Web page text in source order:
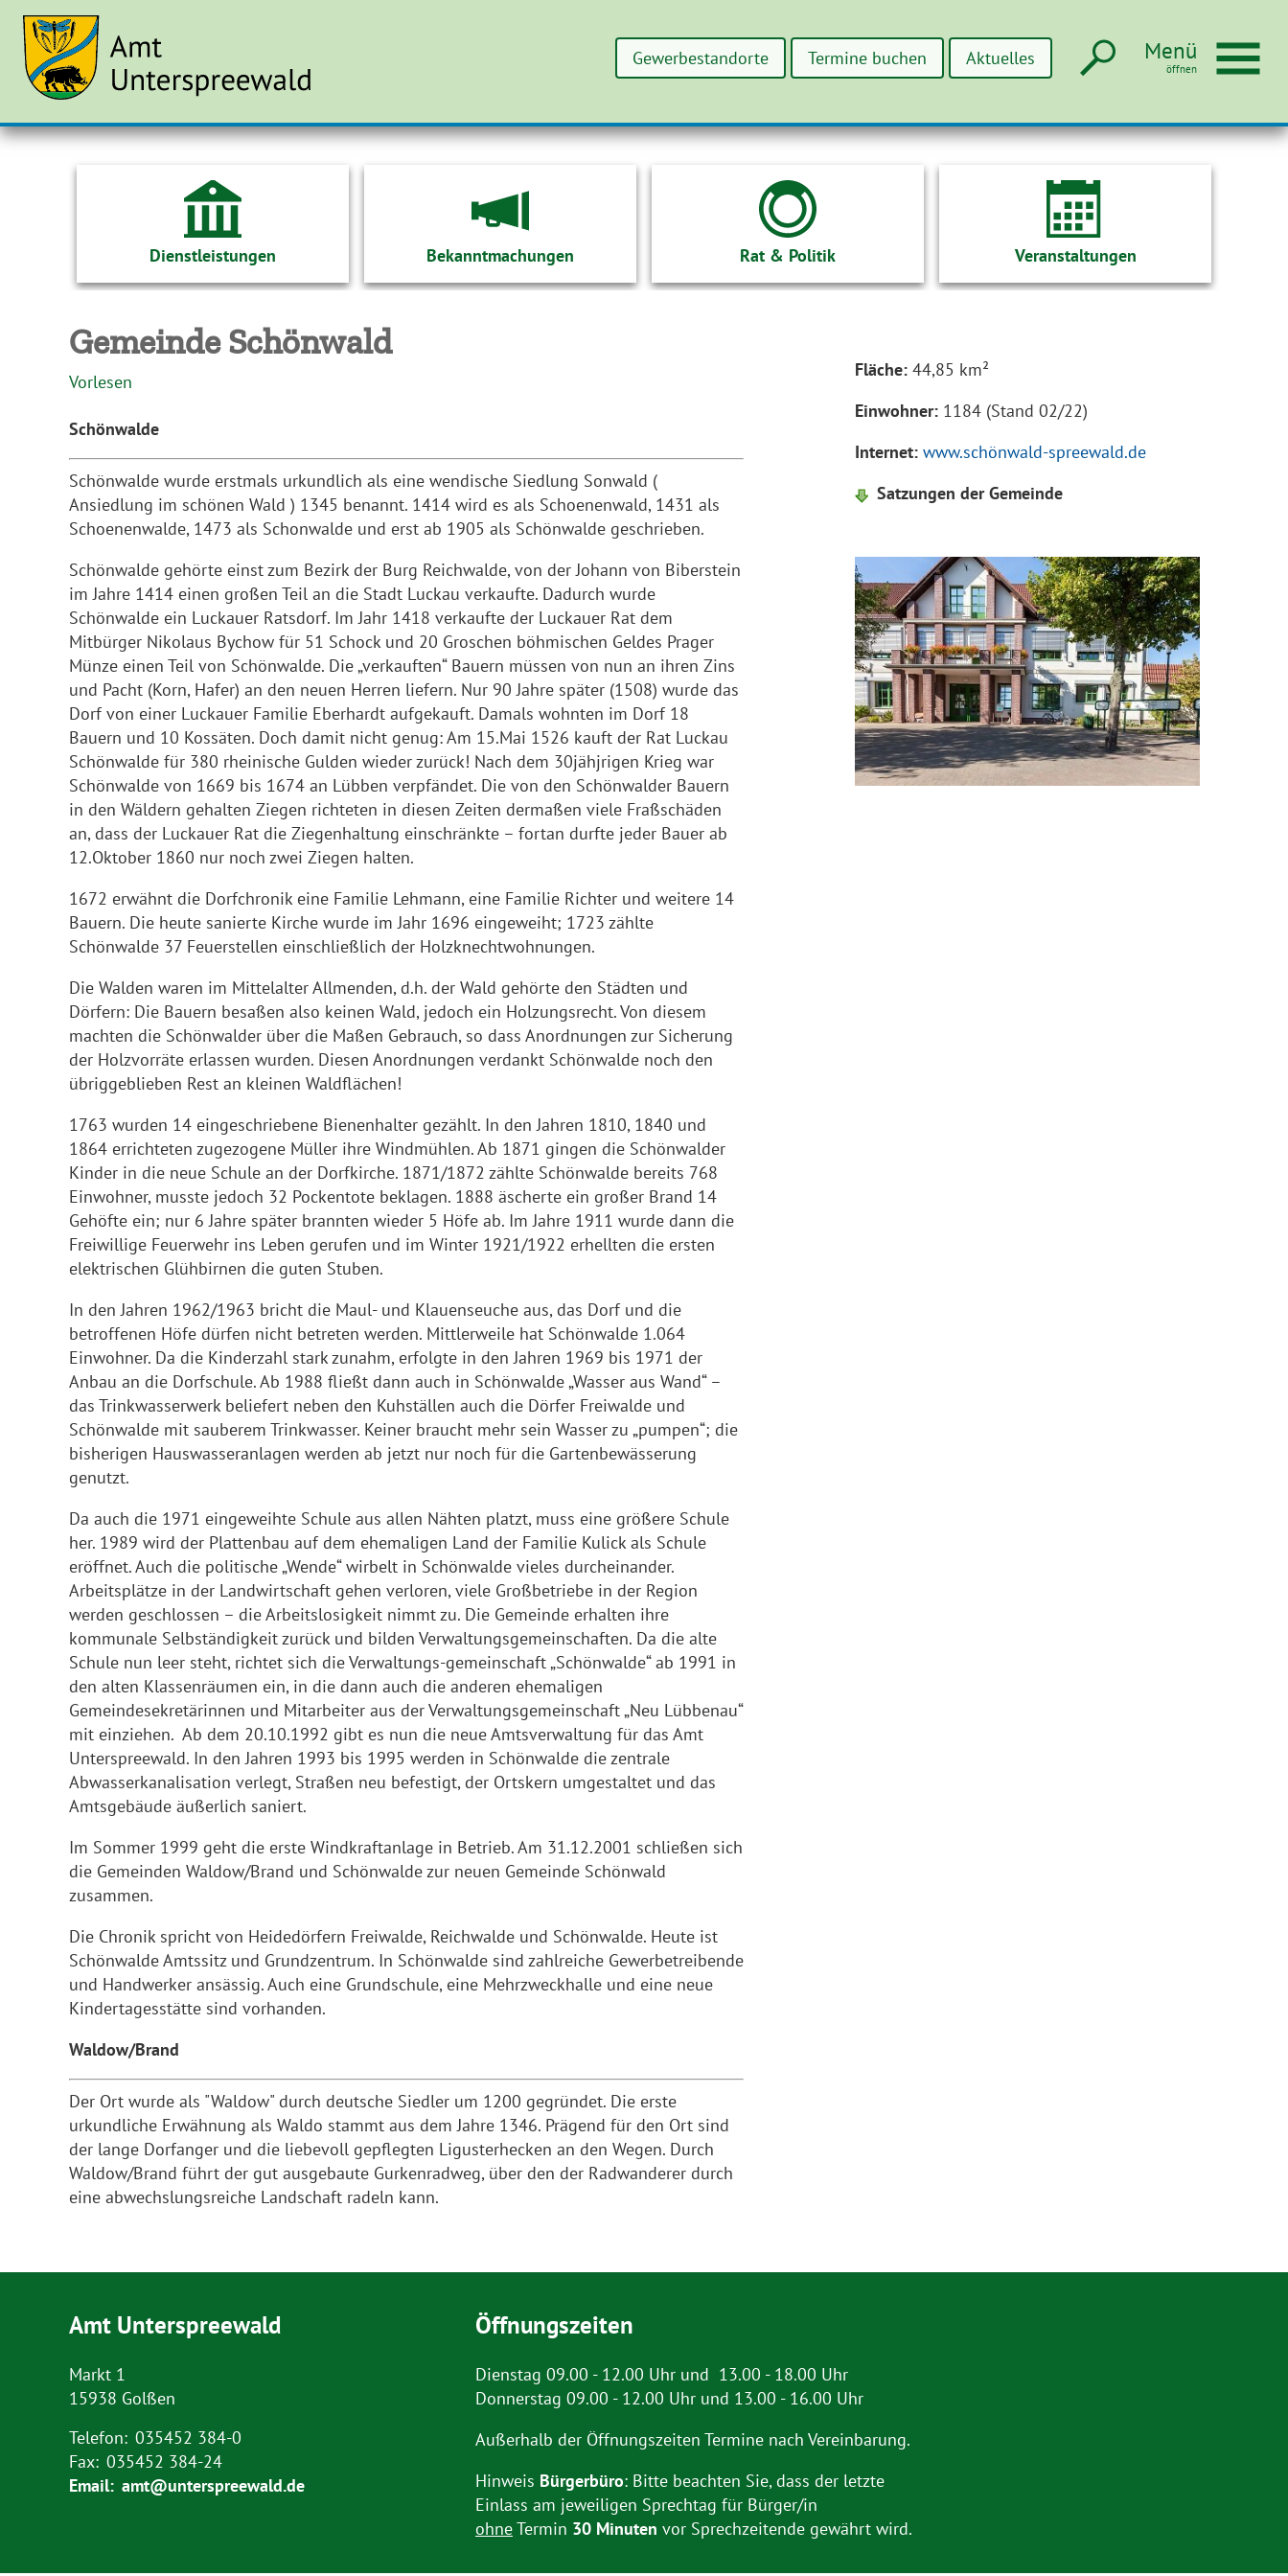
Suche
Menü
Gewerbestandorte Termine buchen Aktuelles
Dienstleistungen Bekanntmachungen Rat & Politik Veranstaltungen
Gemeinde Schönwald
Vorlesen
Schönwalde
Schönwalde wurde erstmals urkundlich als eine wendische Siedlung Sonwald (
Ansiedlung im schönen Wald ) 1345 benannt. 1414 wird es als Schoenenwald, 1431 als
Schoenenwalde, 1473 als Schonwalde und erst ab 1905 als Schönwalde geschrieben.
Schönwalde gehörte einst zum Bezirk der Burg Reichwalde, von der Johann von Biberstein
im Jahre 1414 einen großen Teil an die Stadt Luckau verkaufte. Dadurch wurde
Schönwalde ein Luckauer Ratsdorf. Im Jahr 1418 verkaufte der Luckauer Rat dem
Mitbürger Nikolaus Bychow für 51 Schock und 20 Groschen böhmischen Geldes Prager
Münze einen Teil von Schönwalde. Die „verkauften“ Bauern müssen von nun an ihren Zins
und Pacht (Korn, Hafer) an den neuen Herren liefern. Nur 90 Jahre später (1508) wurde das
Dorf von einer Luckauer Familie Eberhardt aufgekauft. Damals wohnten im Dorf 18
Bauern und 10 Kossäten. Doch damit nicht genug: Am 15.Mai 1526 kauft der Rat Luckau
Schönwalde für 380 rheinische Gulden wieder zurück! Nach dem 30jähjrigen Krieg war
Schönwalde von 1669 bis 1674 an Lübben verpfändet. Die von den Schönwalder Bauern
in den Wäldern gehalten Ziegen richteten in diesen Zeiten dermaßen viele Fraßschäden
an, dass der Luckauer Rat die Ziegenhaltung einschränkte – fortan durfte jeder Bauer ab
12.Oktober 1860 nur noch zwei Ziegen halten.
1672 erwähnt die Dorfchronik eine Familie Lehmann, eine Familie Richter und weitere 14
Bauern. Die heute sanierte Kirche wurde im Jahr 1696 eingeweiht; 1723 zählte
Schönwalde 37 Feuerstellen einschließlich der Holzknechtwohnungen.
Die Walden waren im Mittelalter Allmenden, d.h. der Wald gehörte den Städten und
Dörfern: Die Bauern besaßen also keinen Wald, jedoch ein Holzungsrecht. Von diesem
machten die Schönwalder über die Maßen Gebrauch, so dass Anordnungen zur Sicherung
der Holzvorräte erlassen wurden. Diesen Anordnungen verdankt Schönwalde noch den
übriggeblieben Rest an kleinen Waldflächen!
1763 wurden 14 eingeschriebene Bienenhalter gezählt. In den Jahren 1810, 1840 und
1864 errichteten zugezogene Müller ihre Windmühlen. Ab 1871 gingen die Schönwalder
Kinder in die neue Schule an der Dorfkirche. 1871/1872 zählte Schönwalde bereits 768
Einwohner, musste jedoch 32 Pockentote beklagen. 1888 äscherte ein großer Brand 14
Gehöfte ein; nur 6 Jahre später brannten wieder 5 Höfe ab. Im Jahre 1911 wurde dann die
Freiwillige Feuerwehr ins Leben gerufen und im Winter 1921/1922 erhellten die ersten
elektrischen Glühbirnen die guten Stuben.
In den Jahren 1962/1963 bricht die Maul- und Klauenseuche aus, das Dorf und die
betroffenen Höfe dürfen nicht betreten werden. Mittlerweile hat Schönwalde 1.064
Einwohner. Da die Kinderzahl stark zunahm, erfolgte in den Jahren 1969 bis 1971 der
Anbau an die Dorfschule. Ab 1988 fließt dann auch in Schönwalde „Wasser aus Wand“ –
das Trinkwasserwerk beliefert neben den Kuhställen auch die Dörfer Freiwalde und
Schönwalde mit sauberem Trinkwasser. Keiner braucht mehr sein Wasser zu „pumpen“; die
bisherigen Hauswasseranlagen werden ab jetzt nur noch für die Gartenbewässerung
genutzt.
Da auch die 1971 eingeweihte Schule aus allen Nähten platzt, muss eine größere Schule
her. 1989 wird der Plattenbau auf dem ehemaligen Land der Familie Kulick als Schule
eröffnet. Auch die politische „Wende“ wirbelt in Schönwalde vieles durcheinander.
Arbeitsplätze in der Landwirtschaft gehen verloren, viele Großbetriebe in der Region
werden geschlossen – die Arbeitslosigkeit nimmt zu. Die Gemeinde erhalten ihre
kommunale Selbständigkeit zurück und bilden Verwaltungsgemeinschaften. Da die alte
Schule nun leer steht, richtet sich die Verwaltungs-gemeinschaft „Schönwalde“ ab 1991 in
den alten Klassenräumen ein, in die dann auch die anderen ehemaligen
Gemeindesekretärinnen und Mitarbeiter aus der Verwaltungsgemeinschaft „Neu Lübbenau“
mit einziehen. Ab dem 20.10.1992 gibt es nun die neue Amtsverwaltung für das Amt
Unterspreewald. In den Jahren 1993 bis 1995 werden in Schönwalde die zentrale
Abwasserkanalisation verlegt, Straßen neu befestigt, der Ortskern umgestaltet und das
Amtsgebäude äußerlich saniert.
Im Sommer 1999 geht die erste Windkraftanlage in Betrieb. Am 31.12.2001 schließen sich
die Gemeinden Waldow/Brand und Schönwalde zur neuen Gemeinde Schönwald
zusammen.
Die Chronik spricht von Heidedörfern Freiwalde, Reichwalde und Schönwalde. Heute ist
Schönwalde Amtssitz und Grundzentrum. In Schönwalde sind zahlreiche Gewerbetreibende
und Handwerker ansässig. Auch eine Grundschule, eine Mehrzweckhalle und eine neue
Kindertagesstätte sind vorhanden.
Waldow/Brand
Der Ort wurde als "Waldow" durch deutsche Siedler um 1200 gegründet. Die erste
urkundliche Erwähnung als Waldo stammt aus dem Jahre 1346. Prägend für den Ort sind
der lange Dorfanger und die liebevoll gepflegten Ligusterhecken an den Wegen. Durch
Waldow/Brand führt der gut ausgebaute Gurkenradweg, über den der Radwanderer durch
eine abwechslungsreiche Landschaft radeln kann.
Fläche: 44,85 km²
Einwohner: 1184 (Stand 02/22)
Internet: www.schönwald-spreewald.de
Satzungen der Gemeinde
Amt Unterspreewald
Markt 1
15938 Golßen
Telefon: 035452 384-0
Fax: 035452 384-24
Email: amt@unterspreewald.de
Öffnungszeiten
Dienstag 09.00 - 12.00 Uhr und 13.00 - 18.00 Uhr
Donnerstag 09.00 - 12.00 Uhr und 13.00 - 16.00 Uhr
Außerhalb der Öffnungszeiten Termine nach Vereinbarung.
Hinweis Bürgerbüro: Bitte beachten Sie, dass der letzte
Einlass am jeweiligen Sprechtag für Bürger/in
ohneTermin 30 Minuten vor Sprechzeitende gewährt wird.